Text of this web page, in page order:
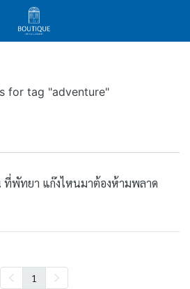
for tag "adventure"
ที่พัทยา แก๊งไหนมาต้องห้ามพลาด
1